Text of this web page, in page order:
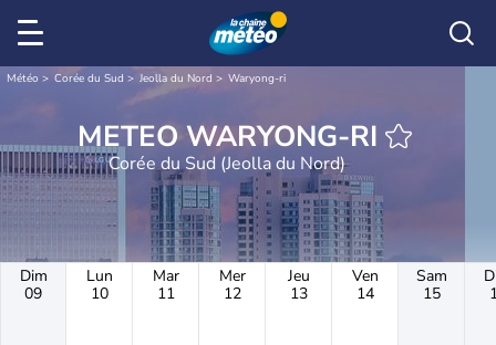
Météo Corée du Sud Jeolla du Nord Waryong-ri
METEO WARYONG-RI
Corée du Sud (Jeolla du Nord)
Dim
09
Lun
10
Mar
11
Mer
12
Jeu
13
Ven
14
Sam
15